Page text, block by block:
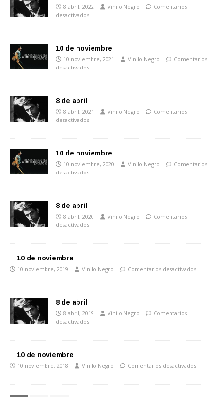
8 abril, 2022 Vinilo Negro
Comentarios
desactivados
10 de noviembre
10 noviembre, 2021 Vinilo Negro
Comentarios
desactivados
8 de abril
8 abril, 2021 Vinilo Negro
Comentarios
desactivados
10 de noviembre
10 noviembre, 2020 Vinilo Negro
Comentarios
desactivados
8 de abril
8 abril, 2020 Vinilo Negro
Comentarios
desactivados
10 de noviembre
10 noviembre, 2019 Vinilo Negro Comentarios desactivados
8 de abril
8 abril, 2019 Vinilo Negro
Comentarios
desactivados
10 de noviembre
10 noviembre, 2018 Vinilo Negro Comentarios desactivados